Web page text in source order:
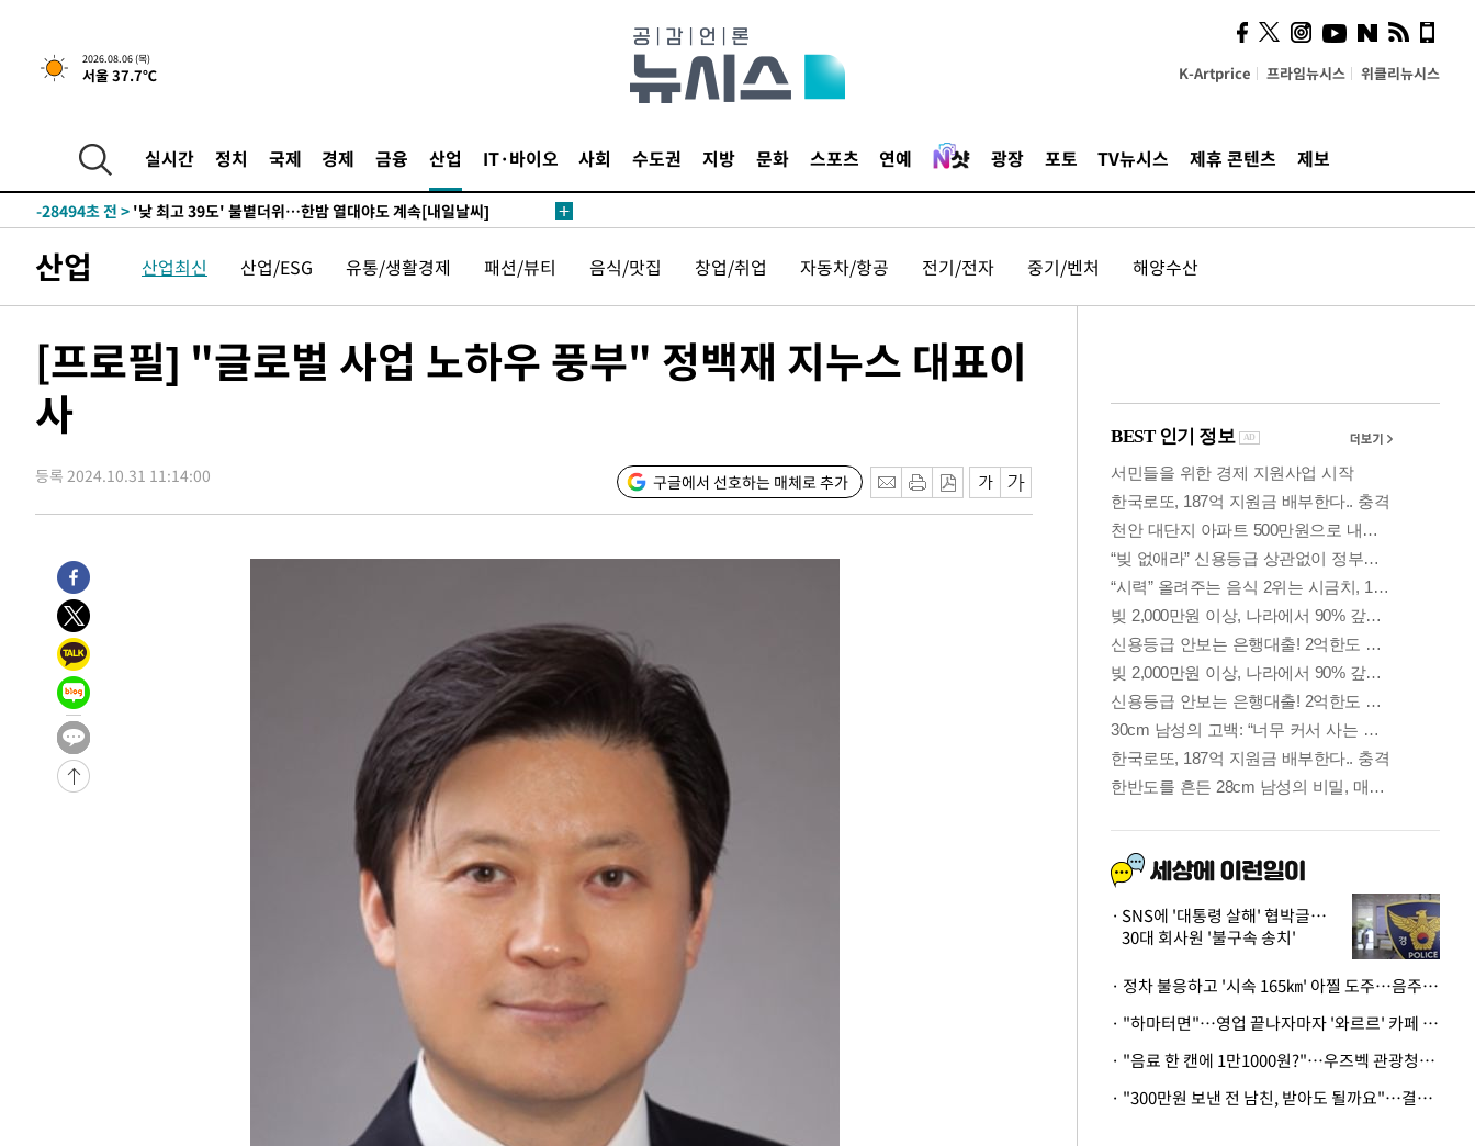
2026.08.06 (목)
서울 37.7℃ K-Artprice 프라임뉴시스 위클리뉴시스
실시간 정치 국제 경제 금융 산업 IT·바이오 사회 수도권 지방 문화 스포츠 연예 광장 포토 TV뉴시스 제휴 콘텐츠 제보
-5311초 전 >[속보]경찰, '홍명보 선임 논란' 대한축구협회·축구회관 등 압수수색
-31514초 전 > [속보]합참 "北 발사체는 단거리탄도미사일…감시·경계태세 강
-29692초 전 >
[속보] SKT, 에이닷 서비스 장애 발생…"원인 파악 중"
-29098초 전 >
-28494초 전 > '낮 최고 39도' 불볕더위…한밤 열대야도 계속[내일날씨]
-28115초 전 >
"韓 외환시장 개입 관측 배경엔 美의 대한국 무역적자 있어"
-27942초 전 >'월드컵 탈락 후폭풍' 축구협회…초유의 압수수색에 '충격·당황'
-27344초 전 > [속보]종합특검, 대검 추가 압수수색…내란 중요임무종사 혐의
-23439초 전 >
-23369초 전 >
-20833초 전 >"여기 떨어졌다"…다누리, 스페이스X 로켓 달 충돌 흔적 포착
-17878초 전 >손흥민, 5경기 연속골 실패…LAFC는 승부차기 끝 과달라하라 격파
-10116초 전 >
-10094초 전 >
-6614초 전 >
[속보]산업장관 "李정부, 원전 반대 안해…안정 전력 위해 불가피"
-5311초 전 >
[속보]경찰, '홍명보 선임 논란' 대한축구협회·축구회관 등 압수수색
-31514초 전 >
[속보]합참 "北 발사체는 단거리탄도미사일…감시·경계태세 강
화"
-31262초 전 >
日방위성, 北이 동해로 쏜 발사체는 탄도미사일 가능성
-29692초 전 >
[속보] SKT, 에이닷 서비스 장애 발생…"원인 파악 중"
-29098초 전 >
[속보]합참 "북, 동해상으로 미상 발사체 발사"
'낮 최고 39도' 불볕더위…한밤 열대야도 계속[내일날씨]
[속보]7~9일 프로야구 3연전도 폭염 취소…11일 재개
"韓 외환시장 개입 관측 배경엔 美의 대한국 무역적자 있어"
'월드컵 탈락 후폭풍' 축구협회…초유의 압수수색에 '충격·당황'
서울 낮 37.9도, 올여름 최고치 경신…영등포 순간 '40도'
[속보]종합특검, 대검 추가 압수수색…내란 중요임무종사 혐의
[속보]코스닥, 800p 회복…0.26% 오른 801.67 마감
[속보]코스피, 301.88포인트(4.58%) 내린 6296.38 마감
[속보]원·달러 환율, 0.7원 내린 1423.8원 마감
"여기 떨어졌다"…다누리, 스페이스X 로켓 달 충돌 흔적 포착
손흥민, 5경기 연속골 실패…LAFC는 승부차기 끝 과달라하라 격파
산업 산업최신 산업/ESG 유통/생활경제 패션/뷰티 음식/맛집 창업/취업 자동차/항공 전기/전자 중기/벤처 해양수산
[프로필] "글로벌 사업 노하우 풍부" 정백재 지누스 대표이
사
등록 2024.10.31 11:14:00 구글에서 선호하는 매체로 추가
의견, 국토부·LH에 충실히
전달할 것"
SNS에 '대통령 살해' 협박글…
30대 회사원 '불구속 송치'
· 정차 불응하고 '시속 165㎞' 아찔 도주…음주운전자 체포
· "하마터면"…영업 끝나자마자 '와르르' 카페 테라스 덮친 대리석 외벽
· "음료 한 캔에 1만1000원?"…우즈벡 관광청까지 나섰다, 유튜버 폭로 후폭풍
· "300만원 보낸 전 남친, 받아도 될까요"…결혼 앞둔 예비신부의 뜻밖 고충